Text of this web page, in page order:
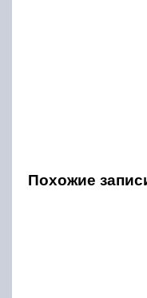
Похожие